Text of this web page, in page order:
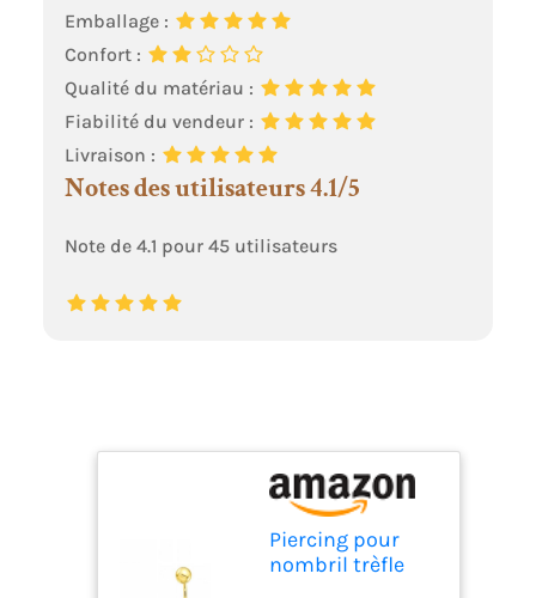
Emballage :
Confort :
Qualité du matériau :
Fiabilité du vendeur :
Livraison :
Notes des utilisateurs 4.1/5
Note de 4.1 pour 45 utilisateurs
Piercing pour
nombril trèfle